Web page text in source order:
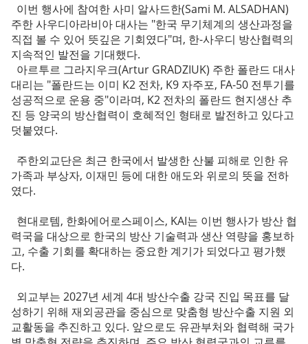
이번 행사에 참여한 사미 알사드한(Sami M. ALSADHAN)
주한 사우디아라비아 대사는 "한국 무기체계의 생산과정을
직접 볼 수 있어 뜻깊은 기회였다"며, 한-사우디 방산협력의
지속적인 발전을 기대했다.
아르투르 그라지우크(Artur GRADZIUK) 주한 폴란드 대사
대리는 "폴란드는 이미 K2 전차, K9 자주포, FA-50 전투기를
성공적으로 운용 중"이라며, K2 전차의 폴란드 현지생산 추
진 등 양국의 방산협력이 호혜적인 형태로 발전하고 있다고
덧붙였다.
주한외교단은 최근 한국에서 발생한 산불 피해로 인한 유
가족과 부상자, 이재민 등에 대한 애도와 위로의 뜻을 전하
였다.
현대로템, 한화에어로스페이스, KAI는 이번 행사가 방산 협
력국을 대상으로 한국의 방산 기술력과 생산 역량을 홍보하
고, 수출 기회를 확대하는 중요한 계기가 되었다고 평가했
다.
외교부는 2027년 세계 4대 방산수출 강국 진입 목표를 달
성하기 위해 재외공관을 중심으로 맞춤형 방산수출 지원 외
교활동을 추진하고 있다. 앞으로도 유관부처와 협력해 국가